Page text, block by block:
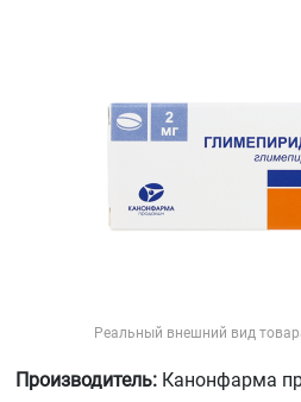
Реальный внешний вид
Производитель: Канонфарма